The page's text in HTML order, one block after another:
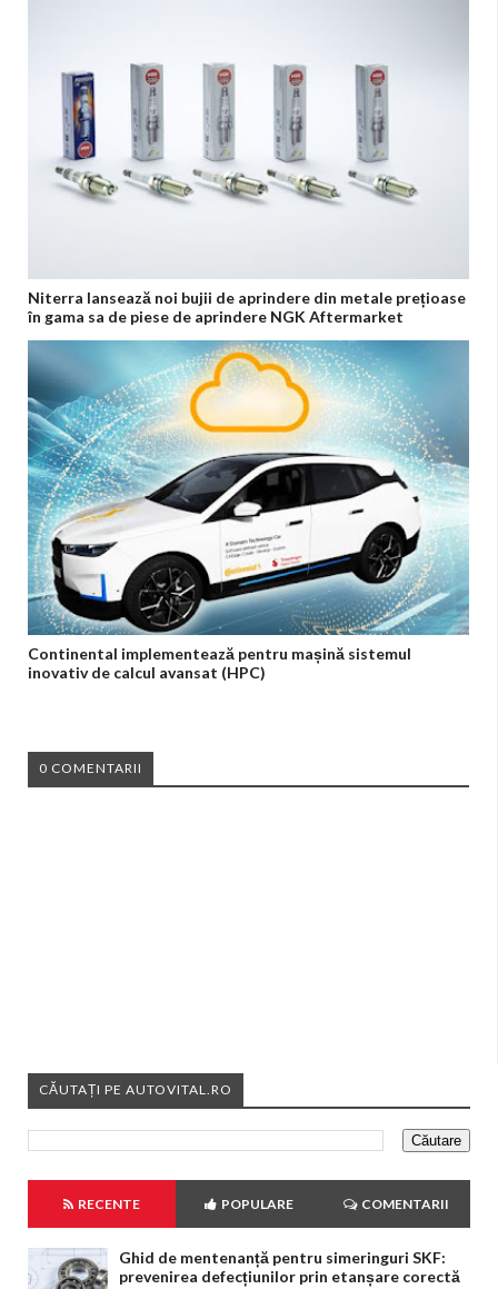
Niterra lansează noi bujii de aprindere din metale prețioase
în gama sa de piese de aprindere NGK Aftermarket
Continental implementează pentru mașină sistemul
inovativ de calcul avansat (HPC)
0 COMENTARII
CĂUTAȚI PE AUTOVITAL.RO
RECENTE POPULARE COMENTARII
Ghid de mentenanță pentru simeringuri SKF:
prevenirea defecțiunilor prin etanșare corectă